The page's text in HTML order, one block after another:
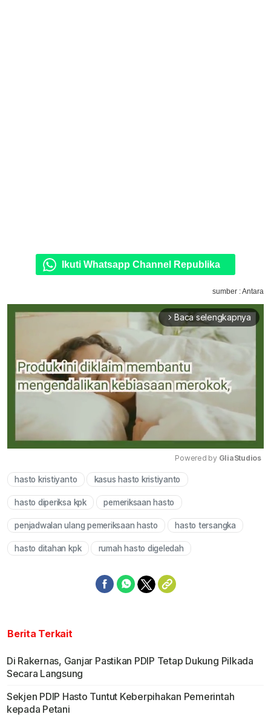
Ikuti Whatsapp Channel Republika
sumber : Antara
arrow_forward_ios Baca selengkapnya
Powered by GliaStudios
hasto kristiyanto kasus hasto kristiyanto
hasto diperiksa kpk pemeriksaan hasto
penjadwalan ulang pemeriksaan hasto hasto tersangka
hasto ditahan kpk rumah hasto digeledah
Berita Terkait
Di Rakernas, Ganjar Pastikan PDIP Tetap Dukung Pilkada
Secara Langsung
Sekjen PDIP Hasto Tuntut Keberpihakan Pemerintah
kepada Petani